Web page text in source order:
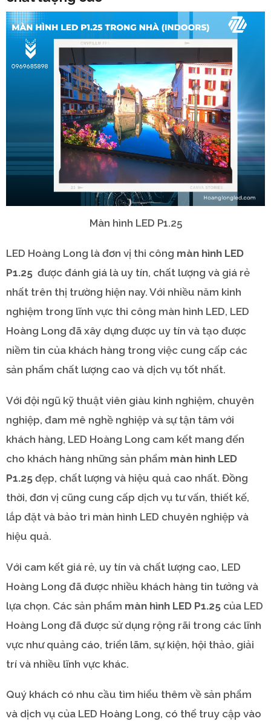
Màn hình LED P1.25
LED Hoàng Long là đơn vị thi công màn hình LED
P1.25 được đánh giá là uy tín, chất lượng và giá rẻ
nhất trên thị trường hiện nay. Với nhiều năm kinh
nghiệm trong lĩnh vực thi công màn hình LED, LED
Hoàng Long đã xây dựng được uy tín và tạo được
niềm tin của khách hàng trong việc cung cấp các
sản phẩm chất lượng cao và dịch vụ tốt nhất.
Với đội ngũ kỹ thuật viên giàu kinh nghiệm, chuyên
nghiệp, đam mê nghề nghiệp và sự tận tâm với
khách hàng, LED Hoàng Long cam kết mang đến
cho khách hàng những sản phẩm màn hình LED
P1.25 đẹp, chất lượng và hiệu quả cao nhất. Đồng
thời, đơn vị cũng cung cấp dịch vụ tư vấn, thiết kế,
lắp đặt và bảo trì màn hình LED chuyên nghiệp và
hiệu quả.
Với cam kết giá rẻ, uy tín và chất lượng cao, LED
Hoàng Long đã được nhiều khách hàng tin tưởng và
lựa chọn. Các sản phẩm màn hình LED P1.25 của LED
Hoàng Long đã được sử dụng rộng rãi trong các lĩnh
vực như quảng cáo, triển lãm, sự kiện, hội thảo, giải
trí và nhiều lĩnh vực khác.
Quý khách có nhu cầu tìm hiểu thêm về sản phẩm
và dịch vụ của LED Hoàng Long, có thể truy cập vào